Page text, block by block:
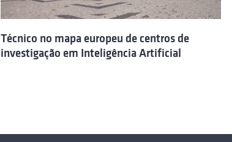
Técnico no mapa europeu de centros de
investigação em Inteligência Artificial